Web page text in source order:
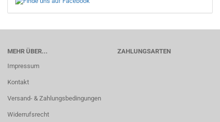
MEHR ÜBER...
Impressum
Kontakt
Versand- & Zahlungsbedingungen
Widerrufsrecht
ZAHLUNGSARTEN